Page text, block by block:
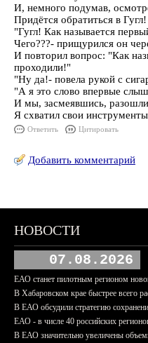
И, немного подумав,
Придётся обратиться в Гугл!
"Гугл! Как называется
Чего???- прищурился он
И повторил вопрос: "Как
проходили!"
"Ну да!- повела рукой с
"А я это слово впервые
И мы, засмеявшись,
Я схватил свои
Ответить Цитировать
Добавить комментарий
НОВОСТИ
07.08.2026
ЕАО станет пилотным регионом
В Хабаровском крае быстрее всего
В ЕАО обсудили стратегию
ЕАО - в числе 40 российских
В ЕАО значительно увеличены